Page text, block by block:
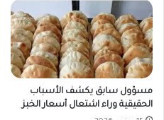
مسؤول سابق يكشف الأسباب
الحقيقية وراء اشتعال أسعار الخبز